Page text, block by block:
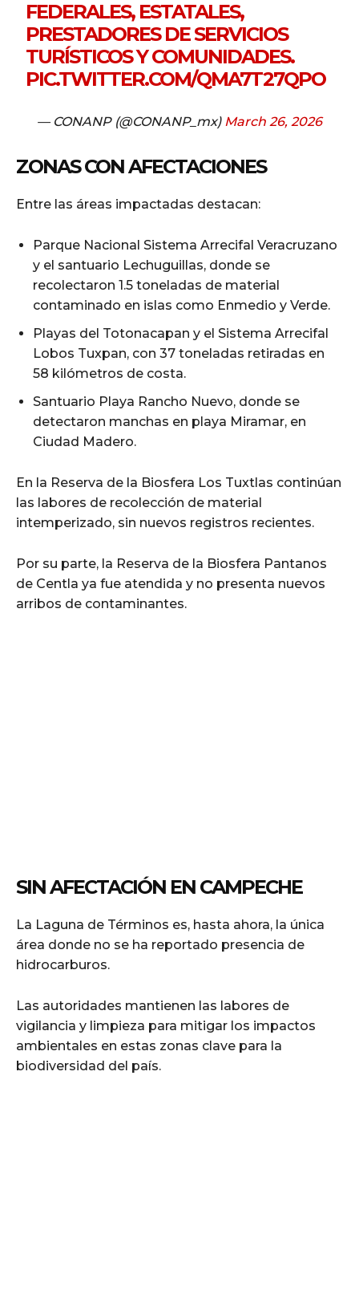
FEDERALES, ESTATALES,
PRESTADORES DE SERVICIOS
TURÍSTICOS Y COMUNIDADES.
PIC.TWITTER.COM/QMA7T27QPO
— CONANP (@CONANP_mx) March 26, 2026
ZONAS CON AFECTACIONES
Entre las áreas impactadas destacan:
Parque Nacional Sistema Arrecifal Veracruzano
y el santuario Lechuguillas, donde se
recolectaron 1.5 toneladas de material
contaminado en islas como Enmedio y Verde.
Playas del Totonacapan y el Sistema Arrecifal
Lobos Tuxpan, con 37 toneladas retiradas en
58 kilómetros de costa.
Santuario Playa Rancho Nuevo, donde se
detectaron manchas en playa Miramar, en
Ciudad Madero.
En la Reserva de la Biosfera Los Tuxtlas continúan
las labores de recolección de material
intemperizado, sin nuevos registros recientes.
Por su parte, la Reserva de la Biosfera Pantanos
de Centla ya fue atendida y no presenta nuevos
arribos de contaminantes.
SIN AFECTACIÓN EN CAMPECHE
La Laguna de Términos es, hasta ahora, la única
área donde no se ha reportado presencia de
hidrocarburos.
Las autoridades mantienen las labores de
vigilancia y limpieza para mitigar los impactos
ambientales en estas zonas clave para la
biodiversidad del país.